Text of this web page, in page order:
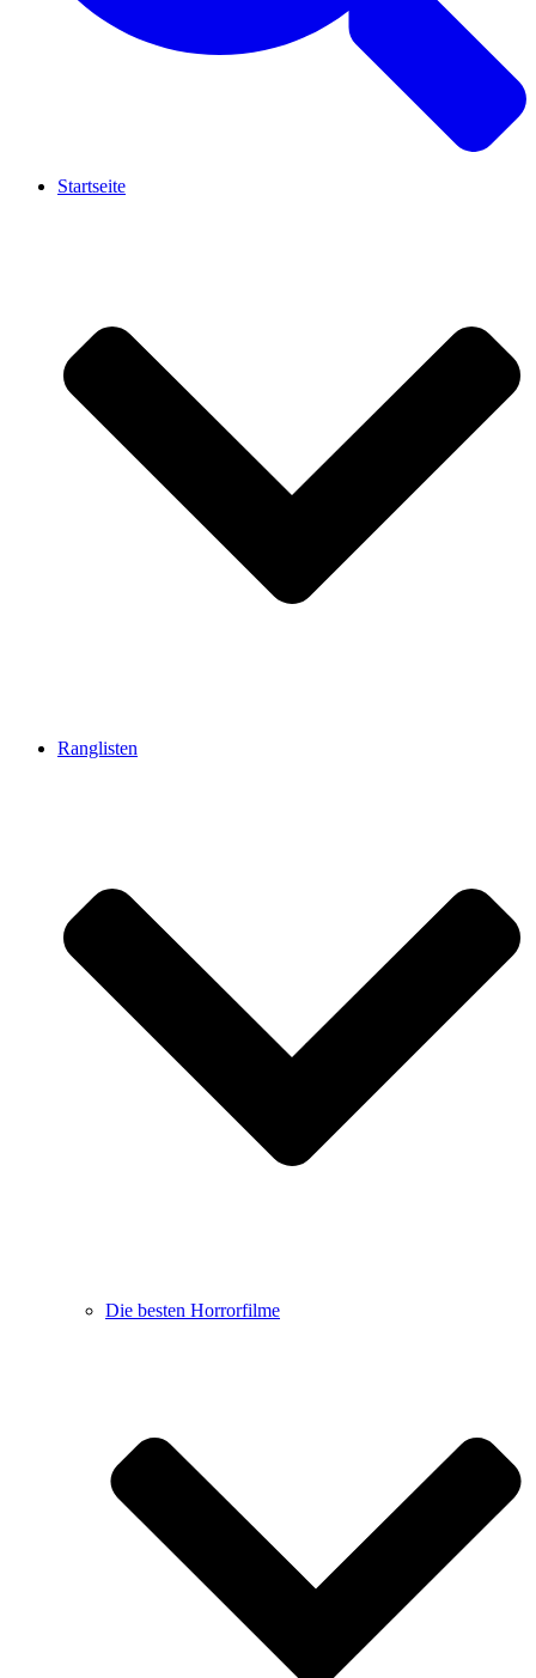
Startseite
Ranglisten
Die besten Horrorfilme